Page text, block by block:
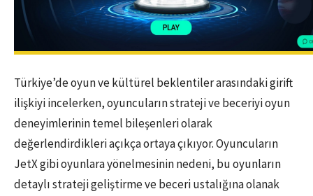
Türkiye’de oyun ve kültürel beklentiler arasındaki girift
ilişkiyi incelerken, oyuncuların strateji ve beceriyi oyun
deneyimlerinin temel bileşenleri olarak
değerlendirdikleri açıkça ortaya çıkıyor. Oyuncuların
JetX gibi oyunlara yönelmesinin nedeni, bu oyunların
detaylı strateji geliştirme ve beceri ustalığına olanak